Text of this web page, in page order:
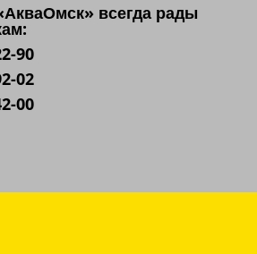
всегда рады
90
02
00